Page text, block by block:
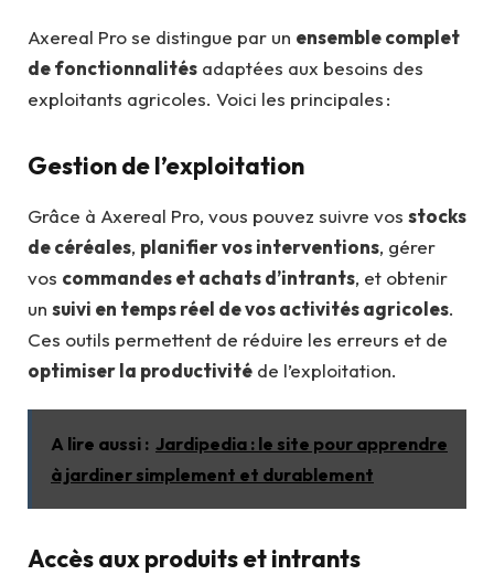
Axereal Pro se distingue par un ensemble complet
de fonctionnalités adaptées aux besoins des
exploitants agricoles. Voici les principales :
Gestion de l’exploitation
Grâce à Axereal Pro, vous pouvez suivre vos stocks
de céréales, planifier vos interventions, gérer
vos commandes et achats d’intrants, et obtenir
un suivi en temps réel de vos activités agricoles.
Ces outils permettent de réduire les erreurs et de
optimiser la productivité de l’exploitation.
A lire aussi : Jardipedia : le site pour apprendre
à jardiner simplement et durablement
Accès aux produits et intrants